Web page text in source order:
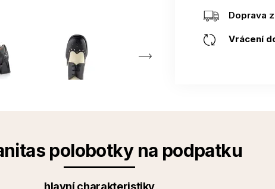
Doprava
Vrácení
polobotky na podpatku